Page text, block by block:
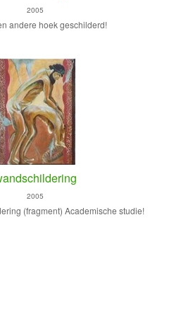
2005
andere hoek geschilderd!
2005
(fragment) Academische studie!